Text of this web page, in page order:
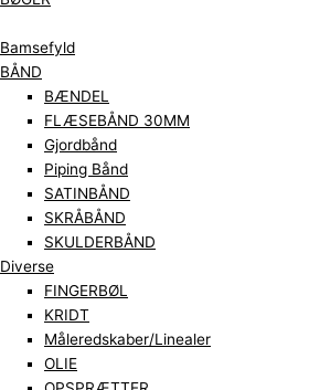
Bamsefyld
BÅND
BÆNDEL
FLÆSEBÅND 30MM
Gjordbånd
Piping Bånd
SATINBÅND
SKRÅBÅND
SKULDERBÅND
Diverse
FINGERBØL
KRIDT
Måleredskaber/Linealer
OLIE